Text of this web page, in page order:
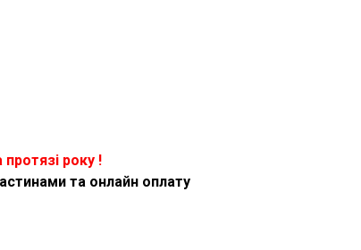
протязі року !
та онлайн оплату